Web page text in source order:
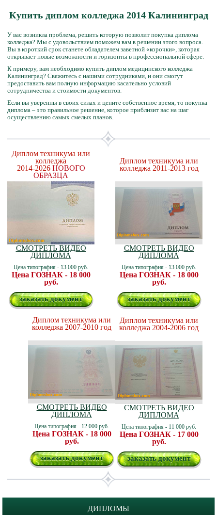
Купить диплом колледжа 2014 Калининград
У вас возникла проблема, решить которую позволит покупка диплома
колледжа? Мы с удовольствием поможем вам в решении этого вопроса.
Вы в короткий срок станете обладателем заветной «корочки», которая
открывает новые возможности и горизонты в профессиональной сфере.
К примеру, вам необходимо купить диплом медицинского колледжа
Калининград? Свяжитесь с нашими сотрудниками, и они смогут
предоставить вам полную информацию касательно условий
сотрудничества и стоимости документов.
Если вы уверенны в своих силах и цените собственное время, то покупка
диплома – это правильное решение, которое приблизит вас на шаг
осуществлению самых смелых планов.
Диплом техникума или
колледжа
2014-2026 НОВОГО
ОБРАЗЦА
СМОТРЕТЬ ВИДЕО
ДИПЛОМА
Цена типография - 13 000 руб.
Цена ГОЗНАК - 18 000
руб.
заказать документ
Диплом техникума или
колледжа 2011-2013 год
СМОТРЕТЬ ВИДЕО
ДИПЛОМА
Цена типография - 13 000 руб.
Цена ГОЗНАК - 18 000
руб.
заказать документ
Диплом техникума или
колледжа 2007-2010 год
СМОТРЕТЬ ВИДЕО
ДИПЛОМА
Цена типография - 12 000 руб.
Цена ГОЗНАК - 18 000
руб.
заказать документ
Диплом техникума или
колледжа 2004-2006 год
СМОТРЕТЬ ВИДЕО
ДИПЛОМА
Цена типография - 11 000 руб.
Цена ГОЗНАК - 17 000
руб.
заказать документ
ДИПЛОМЫ